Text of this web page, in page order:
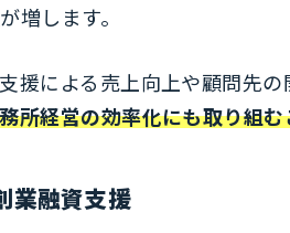
増します。
援による売上向上や顧問先の
所経営の効率化にも取り組
業融資支援